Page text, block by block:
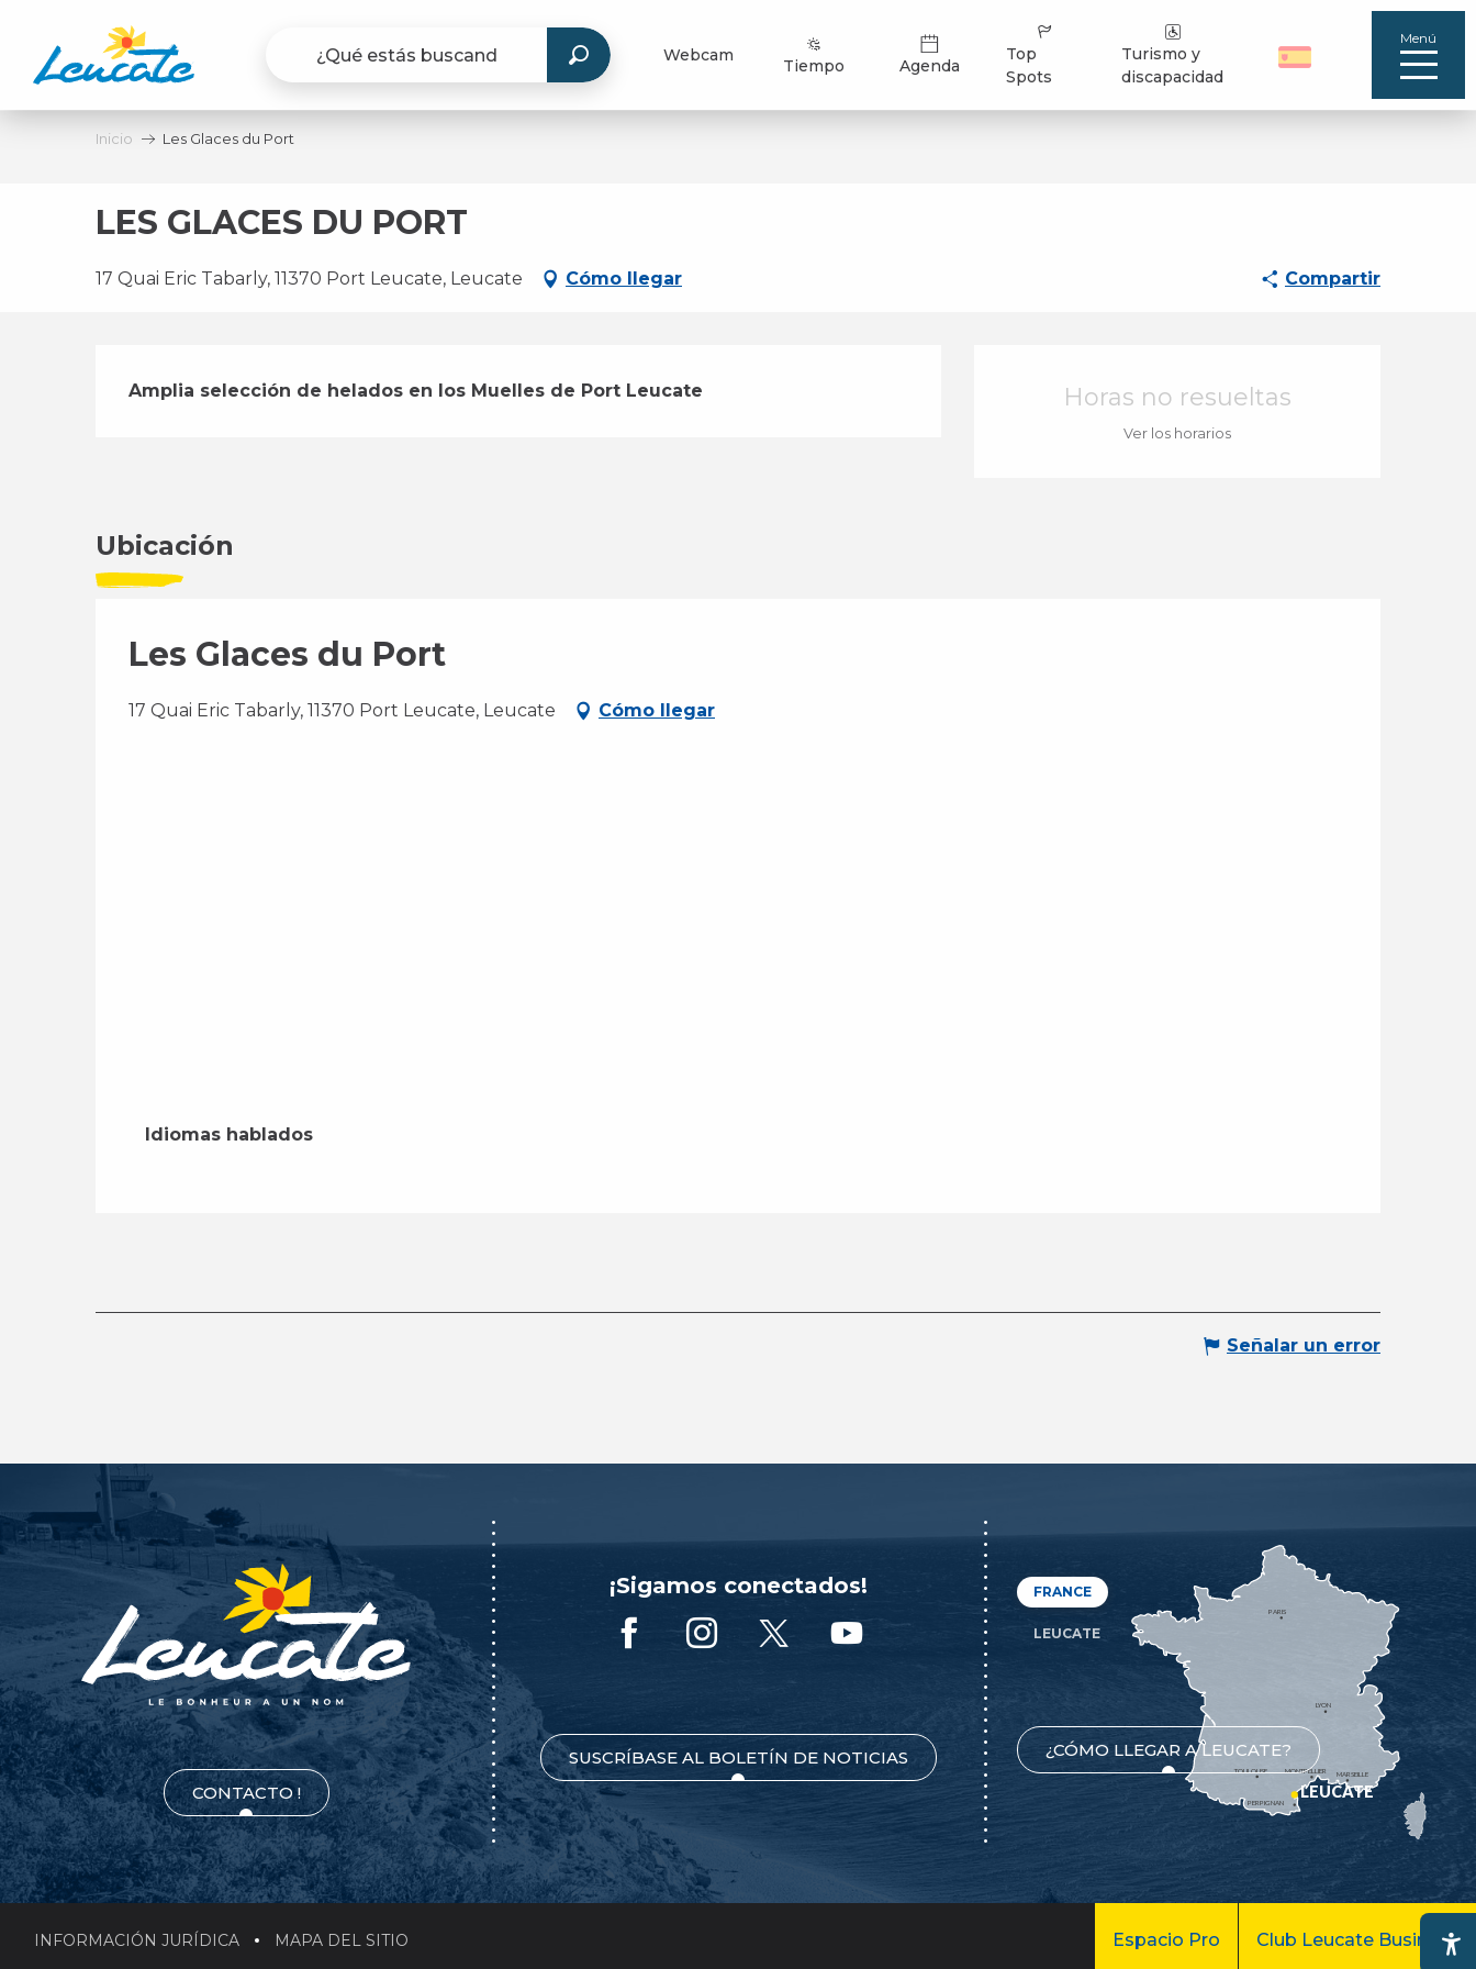
contenu
principal
Webcam
Tiempo Agenda
Top
Spots
Turismo y
discapacidad
Menú
Inicio Les Glaces du Port
LES GLACES DU PORT
17 Quai Eric Tabarly, 11370 Port Leucate, Leucate Cómo llegar Compartir
Horarios y datos de
Horas no resueltas
Ver los horarios
Descripción
Amplia selección de helados en los Muelles de Port Leucate
Ubicación
Les Glaces du Port
17 Quai Eric Tabarly, 11370 Port Leucate, Leucate Cómo llegar
Idiomas hablados
Idiomas hablados
Señalar un error
CONTACTO !
¡Sigamos conectados!
SUSCRÍBASE AL BOLETÍN DE NOTICIAS
FRANCE
LEUCATE
¿CÓMO LLEGAR A LEUCATE?
MONTPELLIER
PERPIGNAN
MARSEILLE
TOULOUSE
LYON
PARIS
LEUCATE
INFORMACIÓN JURÍDICA MAPA DEL SITIO Espacio Pro Club Leucate Business